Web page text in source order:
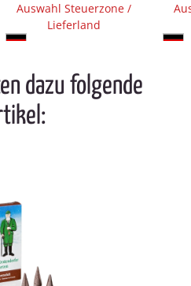
Auswahl Steuerzone /
Lieferland
dazu folgende